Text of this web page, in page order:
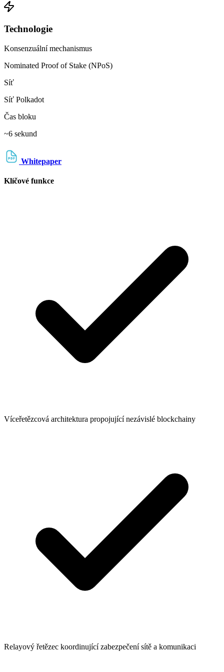
Technologie
Konsenzuální mechanismus
Nominated Proof of Stake (NPoS)
Síť
Síť Polkadot
Čas bloku
~6 sekund
Whitepaper
Klíčové funkce
Víceřetězcová architektura propojující nezávislé blockchainy
Relayový řetězec koordinující zabezpečení sítě a komunikaci